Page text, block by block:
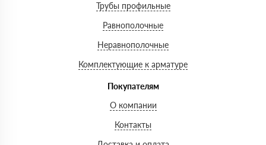
Трубы профильные
Равнополочные
Неравнополочные
Комплектующие к арматуре
Покупателям
О компании
Контакты